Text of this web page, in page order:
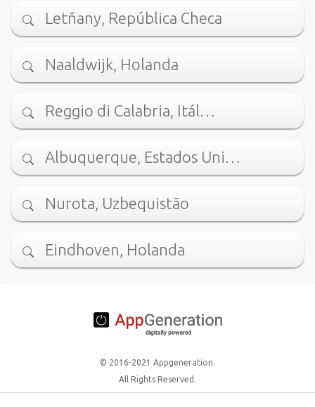
Letňany, República Checa
Naaldwijk, Holanda
Reggio di Calabria, Itál…
Albuquerque, Estados Uni…
Nurota, Uzbequistão
Eindhoven, Holanda
© 2016-2021 Appgeneration.
All Rights Reserved.